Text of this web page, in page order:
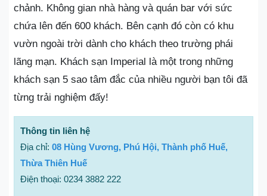
chảnh. Không gian nhà hàng và quán bar với sức
chứa lên đến 600 khách. Bên cạnh đó còn có khu
vườn ngoài trời dành cho khách theo trường phái
lãng mạn. Khách sạn Imperial là một trong những
khách sạn 5 sao tâm đắc của nhiều người bạn tôi đã
từng trải nghiệm đấy!
Thông tin liên hệ
Địa chỉ: 08 Hùng Vương, Phú Hội, Thành phố Huế,
Thừa Thiên Huế
Điện thoại: 0234 3882 222